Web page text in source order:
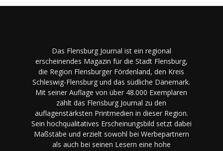
Das Flensburg Journal ist ein regional
erscheinendes Magazin für die Stadt Flensburg,
die Region Flensburger Fördenland, den Kreis
Schleswig-Flensburg und das südliche Dänemark.
Mit seiner Auflage von über 48.000 Exemplaren
zählt das Flensburg Journal zu den
auflagenstärksten Printmedien in dieser Region.
Sein hochqualitatives Erscheinungsbild setzt dabei
Maßstäbe und erzielt sowohl bei Werbepartnern
als auch bei seinen Lesern eine hohe